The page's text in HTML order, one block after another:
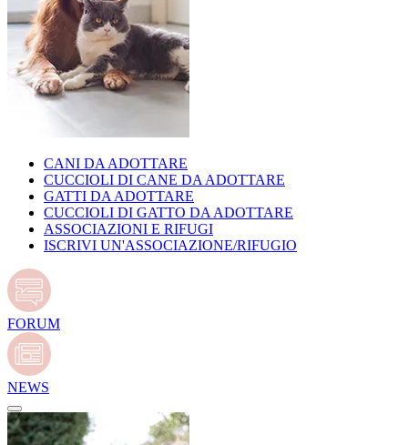
CANI DA ADOTTARE
CUCCIOLI DI CANE DA ADOTTARE
GATTI DA ADOTTARE
CUCCIOLI DI GATTO DA ADOTTARE
ASSOCIAZIONI E RIFUGI
ISCRIVI UN'ASSOCIAZIONE/RIFUGIO
FORUM
NEWS